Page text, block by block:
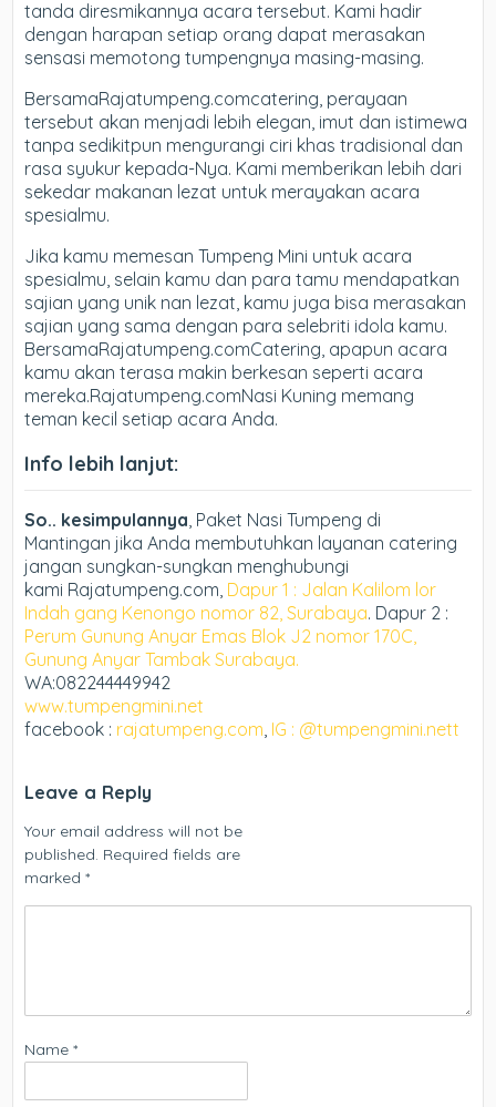
tanda diresmikannya acara tersebut. Kami hadir
dengan harapan setiap orang dapat merasakan
sensasi memotong tumpengnya masing-masing.
BersamaRajatumpeng.comcatering, perayaan
tersebut akan menjadi lebih elegan, imut dan istimewa
tanpa sedikitpun mengurangi ciri khas tradisional dan
rasa syukur kepada-Nya. Kami memberikan lebih dari
sekedar makanan lezat untuk merayakan acara
spesialmu.
Jika kamu memesan Tumpeng Mini untuk acara
spesialmu, selain kamu dan para tamu mendapatkan
sajian yang unik nan lezat, kamu juga bisa merasakan
sajian yang sama dengan para selebriti idola kamu.
BersamaRajatumpeng.comCatering, apapun acara
kamu akan terasa makin berkesan seperti acara
mereka.Rajatumpeng.comNasi Kuning memang
teman kecil setiap acara Anda.
Info lebih lanjut:
So.. kesimpulannya, Paket Nasi Tumpeng di
Mantingan jika Anda membutuhkan layanan catering
jangan sungkan-sungkan menghubungi
kami Rajatumpeng.com, Dapur 1 : Jalan Kalilom lor
Indah gang Kenongo nomor 82, Surabaya. Dapur 2 :
Perum Gunung Anyar Emas Blok J2 nomor 170C,
Gunung Anyar Tambak Surabaya.
WA:082244449942
www.tumpengmini.net
facebook : rajatumpeng.com, IG : @tumpengmini.nett
Leave a Reply
Your email address will not be
published. Required fields are
marked*
Name*